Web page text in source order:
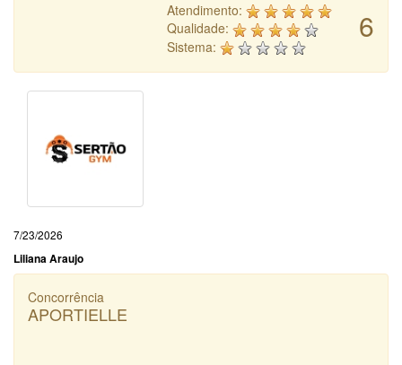
6
Atendimento:
Qualidade:
Sistema:
7/23/2026
Liliana Araujo
Concorrência
APORTIELLE